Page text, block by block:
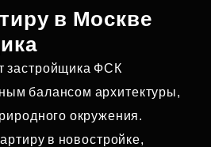
в Москве
застройщика ФСК
балансом архитектуры,
окружения.
в новостройке,